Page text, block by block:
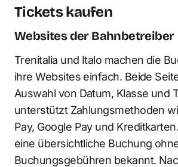
Tickets kaufen
Websites der Bahnbetreiber
Trenitalia und Italo machen die
ihre Websites einfach. Beide
Auswahl von Datum, Klasse und
unterstützt Zahlungsmethoden
Pay, Google Pay und
eine übersichtliche Buchung
Buchungsgebühren bekannt.